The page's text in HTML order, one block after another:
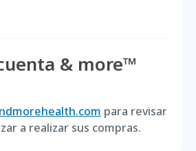
& more™
para revisar
a realizar sus compras.